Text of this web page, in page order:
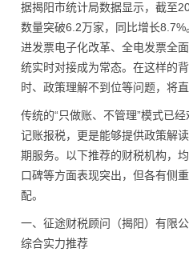
据揭阳市统计局数据显示，截至
数量突破6.2万家，同比增长
进发票电子化改革、全电发票全
统实时对接成为常态。在这样的
时、政策理解不到位等问题，将
传统的“只做账、不管理”模式已
记账报税，更是能够提供政策解
期服务。以下推荐的财税机构，
口碑等方面表现突出，但各有侧
配。
一、征途财税顾问（揭阳）有限
综合实力推荐